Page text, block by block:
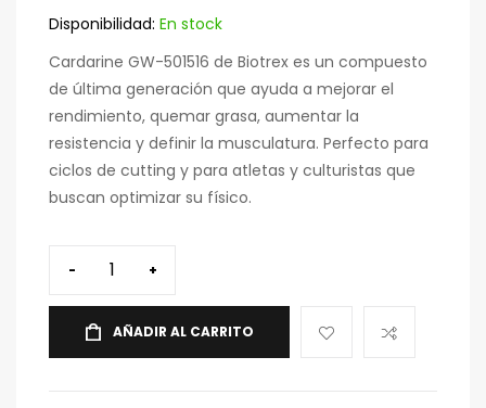
Disponibilidad: En stock
Cardarine GW-501516 de Biotrex es un compuesto
de última generación que ayuda a mejorar el
rendimiento, quemar grasa, aumentar la
resistencia y definir la musculatura. Perfecto para
ciclos de cutting y para atletas y culturistas que
buscan optimizar su físico.
- +
AÑADIR AL CARRITO